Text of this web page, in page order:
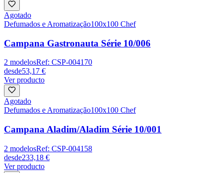
Agotado
Defumados e Aromatização100x100 Chef
Campana Gastronauta Série 10/006
2 modelosRef: CSP-004170
desde53,17 €
Ver producto
Agotado
Defumados e Aromatização100x100 Chef
Campana Aladim/Aladim Série 10/001
2 modelosRef: CSP-004158
desde233,18 €
Ver producto